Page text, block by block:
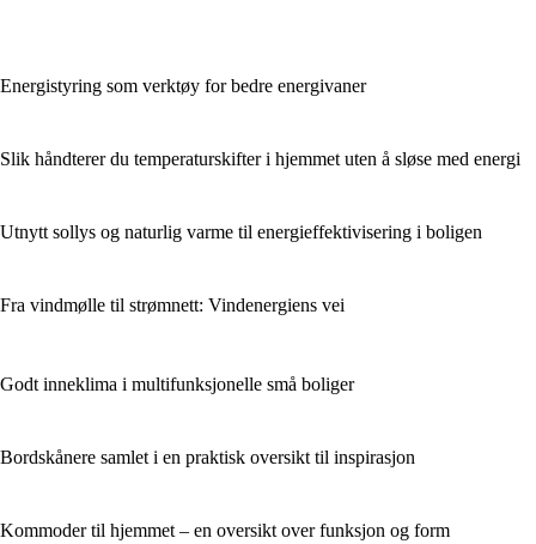
Energistyring som verktøy for bedre energivaner
Slik håndterer du temperaturskifter i hjemmet uten å sløse med energi
Utnytt sollys og naturlig varme til energieffektivisering i boligen
Fra vindmølle til strømnett: Vindenergiens vei
Godt inneklima i multifunksjonelle små boliger
Bordskånere samlet i en praktisk oversikt til inspirasjon
Kommoder til hjemmet – en oversikt over funksjon og form